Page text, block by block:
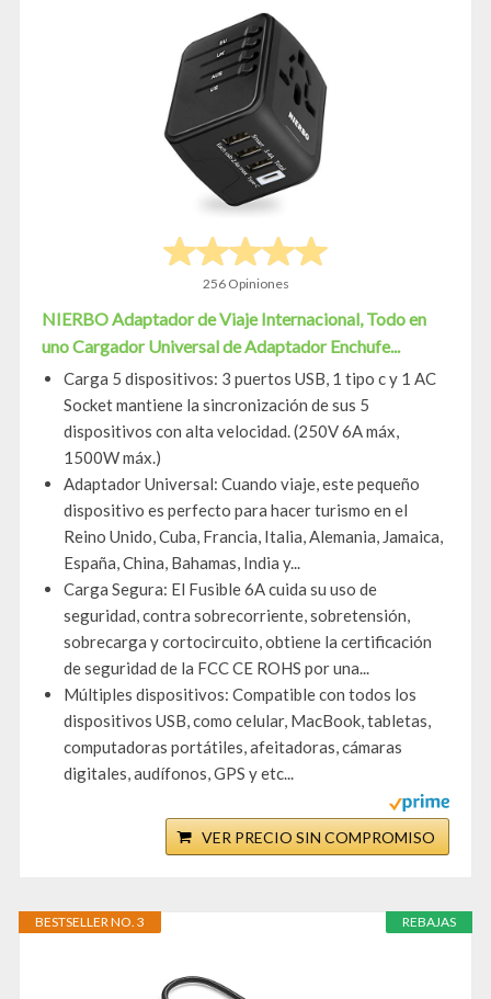
256 Opiniones
NIERBO Adaptador de Viaje Internacional, Todo en
uno Cargador Universal de Adaptador Enchufe...
Carga 5 dispositivos: 3 puertos USB, 1 tipo c y 1 AC
Socket mantiene la sincronización de sus 5
dispositivos con alta velocidad. (250V 6A máx,
1500W máx.)
Adaptador Universal: Cuando viaje, este pequeño
dispositivo es perfecto para hacer turismo en el
Reino Unido, Cuba, Francia, Italia, Alemania, Jamaica,
España, China, Bahamas, India y...
Carga Segura: El Fusible 6A cuida su uso de
seguridad, contra sobrecorriente, sobretensión,
sobrecarga y cortocircuito, obtiene la certificación
de seguridad de la FCC CE ROHS por una...
Múltiples dispositivos: Compatible con todos los
dispositivos USB, como celular, MacBook, tabletas,
computadoras portátiles, afeitadoras, cámaras
digitales, audífonos, GPS y etc...
VER PRECIO SIN COMPROMISO
REBAJAS
BESTSELLER NO. 3